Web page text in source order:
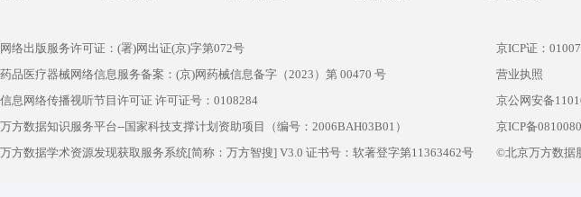
网络出版服务许可证：(署)网出证(京)字第072号
药品医疗器械网络信息服务备案：(京)网药械信息备字（2023）第 00470 号
信息网络传播视听节目许可证 许可证号：0108284
万方数据知识服务平台--国家科技支撑计划资助项目（编号：2006BAH03B01）
万方数据学术资源发现获取服务系统[简称：万方智搜] V3.0 证书号：软著登字第11363462号
京ICP证：
营业执照
京公网安备
京ICP备
©北京万方数据